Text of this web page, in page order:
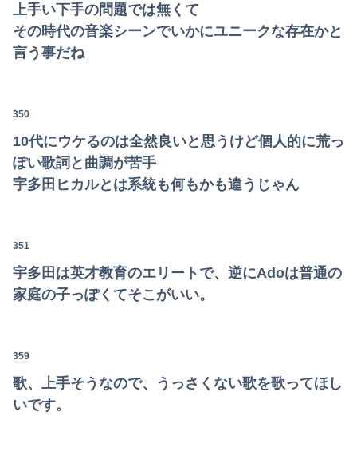
上手い下手の問題では無くて
その時代の音楽シーンでいかにユニークな存在かと
言う事だね
350
10代にウケるのは全然良いと思うけど個人的に荒っ
ぽい歌詞と曲調が苦手
宇多田ヒカルとは系統も何もかも違うじゃん
351
宇多田は英才教育のエリートで、逆にAdoは普通の
家庭の子っぽくてそこがいい。
359
歌、上手そうなので、うっさくない歌を歌ってほし
いです。